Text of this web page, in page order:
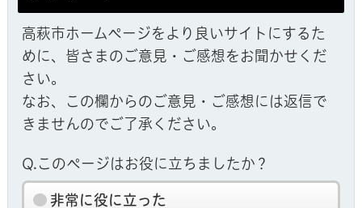
高萩市ホームページをより良いサイトにするた
めに、皆さまのご意見・ご感想をお聞かせくだ
さい。
なお、この欄からのご意見・ご感想には返信で
きませんのでご了承ください。
Q.このページはお役に立ちましたか？
非常に役に立った